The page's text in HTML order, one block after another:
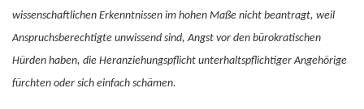
wissenschaftlichen Erkenntnissen im hohen Maße nicht beantragt, weil
Anspruchsberechtigte unwissend sind, Angst vor den bürokratischen
Hürden haben, die Heranziehungspflicht unterhaltspflichtiger Angehörige
fürchten oder sich einfach schämen.